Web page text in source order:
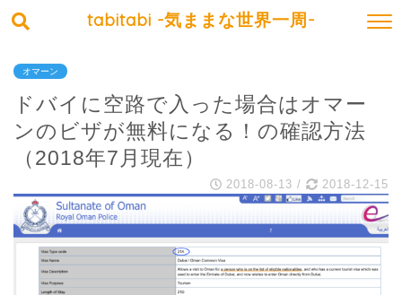
tabitabi -気ままな世界一周-
オマーン
ドバイに空路で入った場合はオマー
ンのビザが無料になる！の確認方法
（2018年7月現在）
2018-08-13 / 2018-12-15